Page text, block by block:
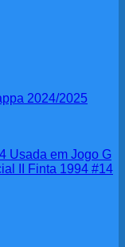
2024/2025